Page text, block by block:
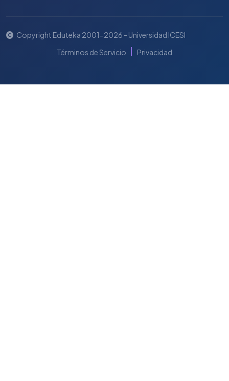
Copyright Eduteka 2001-2026 - Universidad ICESI
Términos de Servicio
Privacidad